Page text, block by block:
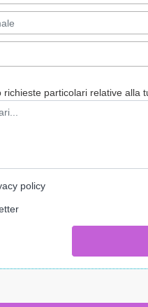
richieste particolari relative alla
policy